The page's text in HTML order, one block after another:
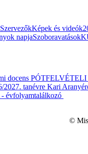
SzervezőkKépek és videók
napjaSzoboravatások
docens PÓTFELVÉTELI
2027. tanévre Kari
évfolyamtalálkozó
©